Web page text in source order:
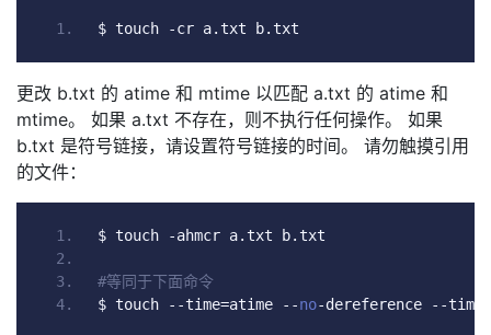
$ touch -cr a. txt b. txt
更改 b.txt 的 atime 和 mtime 以匹配 a.txt 的 atime 和
mtime。 如果 a.txt 不存在，则不执行任何操作。 如果
b.txt 是符号链接，请设置符号链接的时间。 请勿触摸引用
的文件：
$ touch -ahmcr a. txt b. txt
#等同于下面命令
$ touch
--time=atime --no-dereference --time